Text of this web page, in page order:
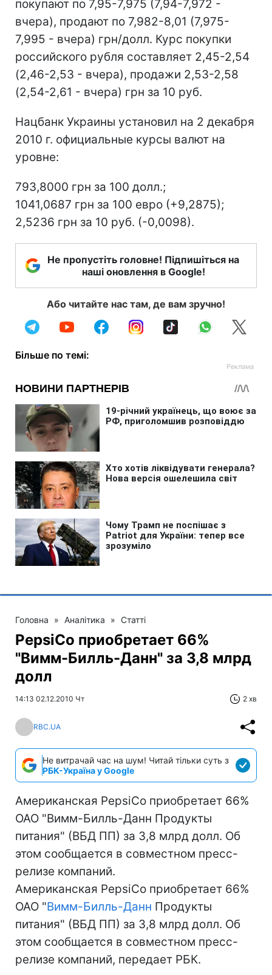
покупают по 7,95-7,975 (7,94-7,972 -
вчера), продают по 7,982-8,01 (7,975-
7,995 - вчера) грн/долл. Курс покупки
российского рубля составляет 2,45-2,54
(2,46-2,53 - вчера), продажи 2,53-2,58
(2,54-2,61 - вчера) грн за 10 руб.
Нацбанк Украины установил на 2 декабря
2010 г. официальные курсы валют на
уровне:
793,8000 грн за 100 долл.;
1041,0687 грн за 100 евро (+9,2875);
2,5236 грн за 10 руб. (-0,0098).
Не пропустіть головне! Підпишіться на
наші оновлення в Google!
Або читайте нас там, де вам зручно!
Більше по темі:
Головна » Аналітика » Статті
PepsiCo приобретает 66%
"Вимм-Билль-Данн" за 3,8 млрд
долл
14:13 02.12.2010 Чт 2 хв
RBC.UA
Не витрачай час на шум! Читай тільки суть з
РБК-Україна у Google
Американская PepsiCo приобретает 66%
ОАО "Вимм-Билль-Данн Продукты
питания" (ВБД ПП) за 3,8 млрд долл. Об
этом сообщается в совместном пресс-
релизе компаний.
Американская PepsiCo приобретает 66%
ОАО "Вимм-Билль-Данн Продукты
питания" (ВБД ПП) за 3,8 млрд долл. Об
этом сообщается в совместном пресс-
релизе компаний, передает РБК.